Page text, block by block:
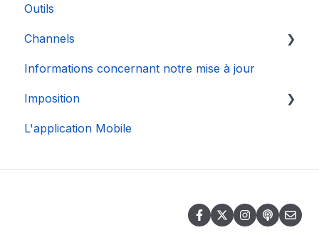
Outils
Channels
Connexion de Compte
Informations concernant notre mise à jour
Imposition
DAC 7
L'application Mobile